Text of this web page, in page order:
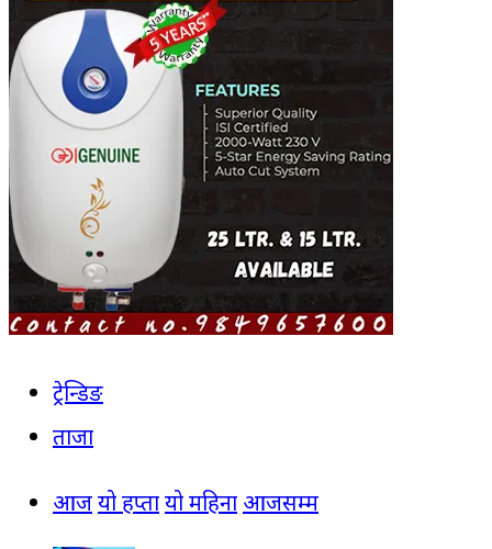
ट्रेन्डिङ
ताजा
आजयो हप्तायो महिना आजसम्म